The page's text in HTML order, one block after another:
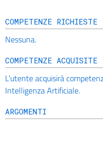
COMPETENZE RICHIESTE
Nessuna.
COMPETENZE ACQUISITE
L'utente acquisirà
Intelligenza Artificiale.
ARGOMENTI